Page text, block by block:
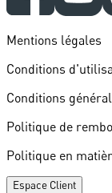
Mentions légales
Conditions
Conditions
Politique de
Politique en
Espace Client